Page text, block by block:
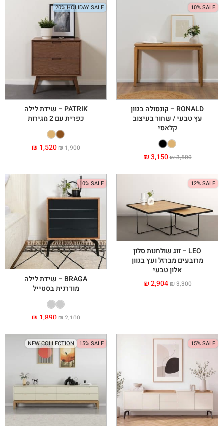
10% SALE
RONALD – קונסולה בגוון
עץ טבעי / שחור בעיצוב
קלאסי
₪3,500
₪3,150
20% HOLIDAY SALE
PATRIK – שידת לילה
כפרית עם 2 מגירות
₪1,900
₪ 1,520
12% SALE
LEO – זוג שולחנות סלון
מרובעים מברזל ועץ בגוון
אלון טבעי
₪3,300
₪2,904
10% SALE
BRAGA – שידת לילה
מודרנית בסטייל
₪2,100
₪ 1,890
15% SALE
15% SALE
NEW COLLECTION